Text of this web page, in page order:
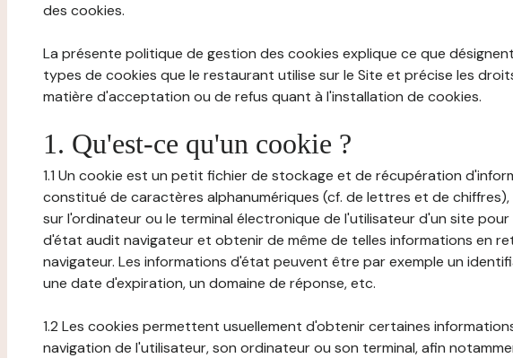
des cookies.
La présente politique de gestion des cookies explique ce que
types de cookies que le restaurant utilise sur le Site et précise les
matière d'acceptation ou de refus quant à l'installation de cookies.
1. Qu'est-ce qu'un cookie ?
1.1 Un cookie est un petit fichier de stockage et de récupération
constitué de caractères alphanumériques (cf. de lettres et de
sur l'ordinateur ou le terminal électronique de l'utilisateur d'un site
d'état audit navigateur et obtenir de même de telles informations en
navigateur. Les informations d'état peuvent être par exemple un
une date d'expiration, un domaine de réponse, etc.
1.2 Les cookies permettent usuellement d'obtenir certaines
navigation de l'utilisateur, son ordinateur ou son terminal, afin